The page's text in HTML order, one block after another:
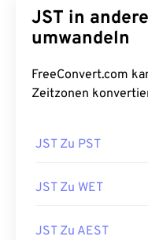
JST in
umwandeln
FreeConvert.com
Zeitzonen
JST Zu PST
JST Zu WET
JST Zu AEST